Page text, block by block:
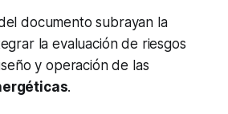
documento subrayan la
la evaluación de riesgos
y operación de las
.